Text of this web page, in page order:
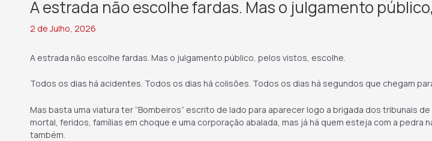
A estrada não escolhe fardas. Mas o julgamento
2 de Julho, 2026
A estrada não escolhe fardas. Mas o julgamento público, pelos vistos, escolhe.
Todos os dias há acidentes. Todos os dias há colisões. Todos os dias há segundos que chegam
Mas basta uma viatura ter “Bombeiros” escrito de lado para aparecer logo a brigada dos tribunais
mortal, feridos, famílias em choque e uma corporação abalada, mas já há quem esteja com a
também.